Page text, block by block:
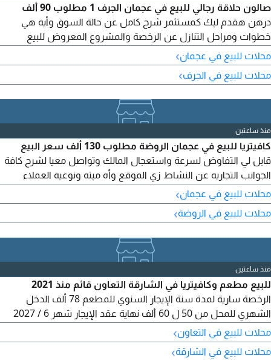
صالون حلاقة رجالي للبيع في عجمان الجرف 1 مطلوب 90 ألف
درهن هقدم ليك كمستثمر شرح كامل عن حالة السوق وأيه هي
خطوات ومراحل التنازل عن الرخصة والمشروع المعروض للبيع
يشمل خلو عن الموقع والتجهيزات والرخصة والأهم الزبائن والدخل
اليومي لمزيد من التفاصيل تواصل معي
محلات للبيع في عجمان›
محلات للبيع في الجرف›
منذ ساعتين
كافيتريا للبيع في عجمان الروضة مطلوب 130 ألف سعر البيع
قابل لي التفاوض لسرعة واستعجال المالك وتواصل معيا لشرح كافة
الجوانب التجاريه عن النشاط زي الموقع وأه ميته ونوعيه العملاء
والدخل اليومي والأرباح ووالمعدات والتجهيزات وحالة الرخصة
والموظفين والموردين
محلات للبيع في عجمان›
محلات للبيع في الروضة›
منذ ساعتين
للبيع مطعم وكافيتريا في الشارقة التعاون قائم منذ 2021
الرخصة سارية لمدة سنة الإيجار السنوي للمطعم 78 ألف الدخل
الشهري للمحل من 50 ل 60 ألف نهاية عقد الإيجار شهر 6 / 2027
البيع شامل الرخصة وكل مشتملات المطعم مساحة المحل 450 قدم
محلات للبيع في التعاون›
محلات للبيع في الشارقة›